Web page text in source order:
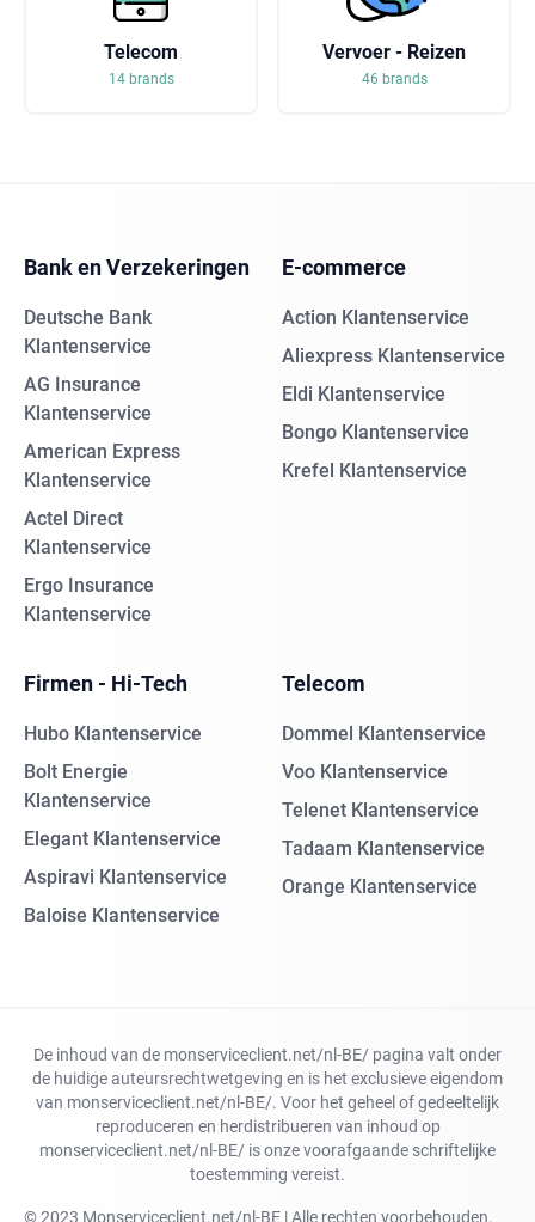
Telecom
14 brands
Vervoer - Reizen
46 brands
Bank en Verzekeringen
Deutsche Bank
Klantenservice
AG Insurance
Klantenservice
American Express
Klantenservice
Actel Direct
Klantenservice
Ergo Insurance
Klantenservice
E-commerce
Action Klantenservice
Aliexpress Klantenservice
Eldi Klantenservice
Bongo Klantenservice
Krefel Klantenservice
Firmen - Hi-Tech
Hubo Klantenservice
Bolt Energie
Klantenservice
Elegant Klantenservice
Aspiravi Klantenservice
Baloise Klantenservice
Telecom
Dommel Klantenservice
Voo Klantenservice
Telenet Klantenservice
Tadaam Klantenservice
Orange Klantenservice
De inhoud van de monserviceclient.net/nl-BE/ pagina valt onder
de huidige auteursrechtwetgeving en is het exclusieve eigendom
van monserviceclient.net/nl-BE/. Voor het geheel of gedeeltelijk
reproduceren en herdistribueren van inhoud op
monserviceclient.net/nl-BE/ is onze voorafgaande schriftelijke
toestemming vereist.
© 2023 Monserviceclient.net/nl-BE | Alle rechten voorbehouden.